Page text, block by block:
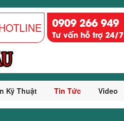
0909 266 949
Tư vấn hỗ trợ 24/7
Kỹ Thuật Tin Tức Video